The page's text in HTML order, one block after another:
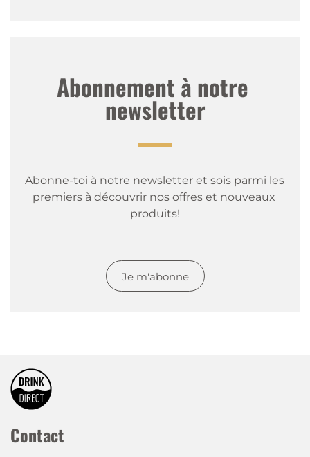
Abonnement à notre
newsletter
Abonne-toi à notre newsletter et sois parmi les
premiers à découvrir nos offres et nouveaux
produits!
Je m'abonne
Contact